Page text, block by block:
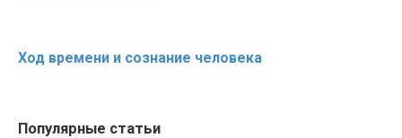
Ход времени и сознание человека
Популярные статьи